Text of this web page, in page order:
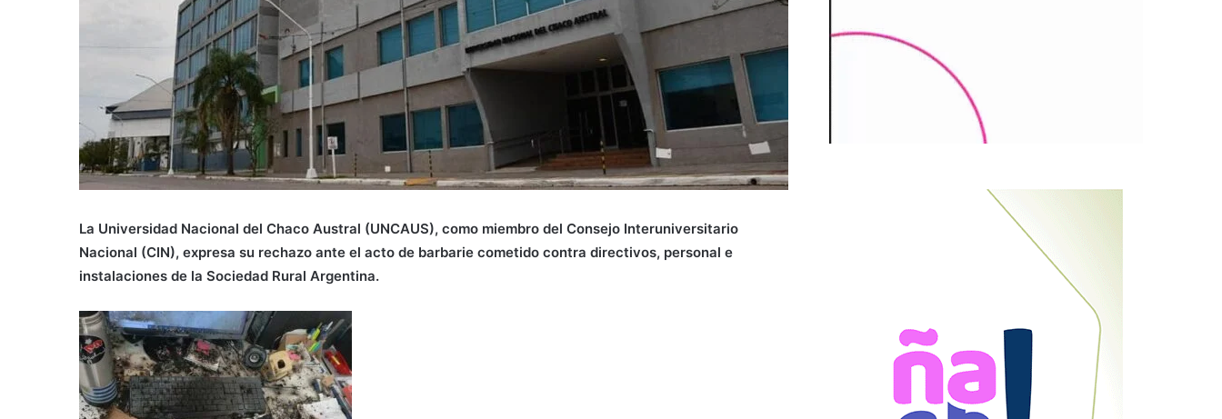
La Universidad Nacional del Chaco Austral (UNCAUS), como miembro del Consejo Interuniversitario
Nacional (CIN), expresa su rechazo ante el acto de barbarie cometido contra directivos, personal e
instalaciones de la Sociedad Rural Argentina.